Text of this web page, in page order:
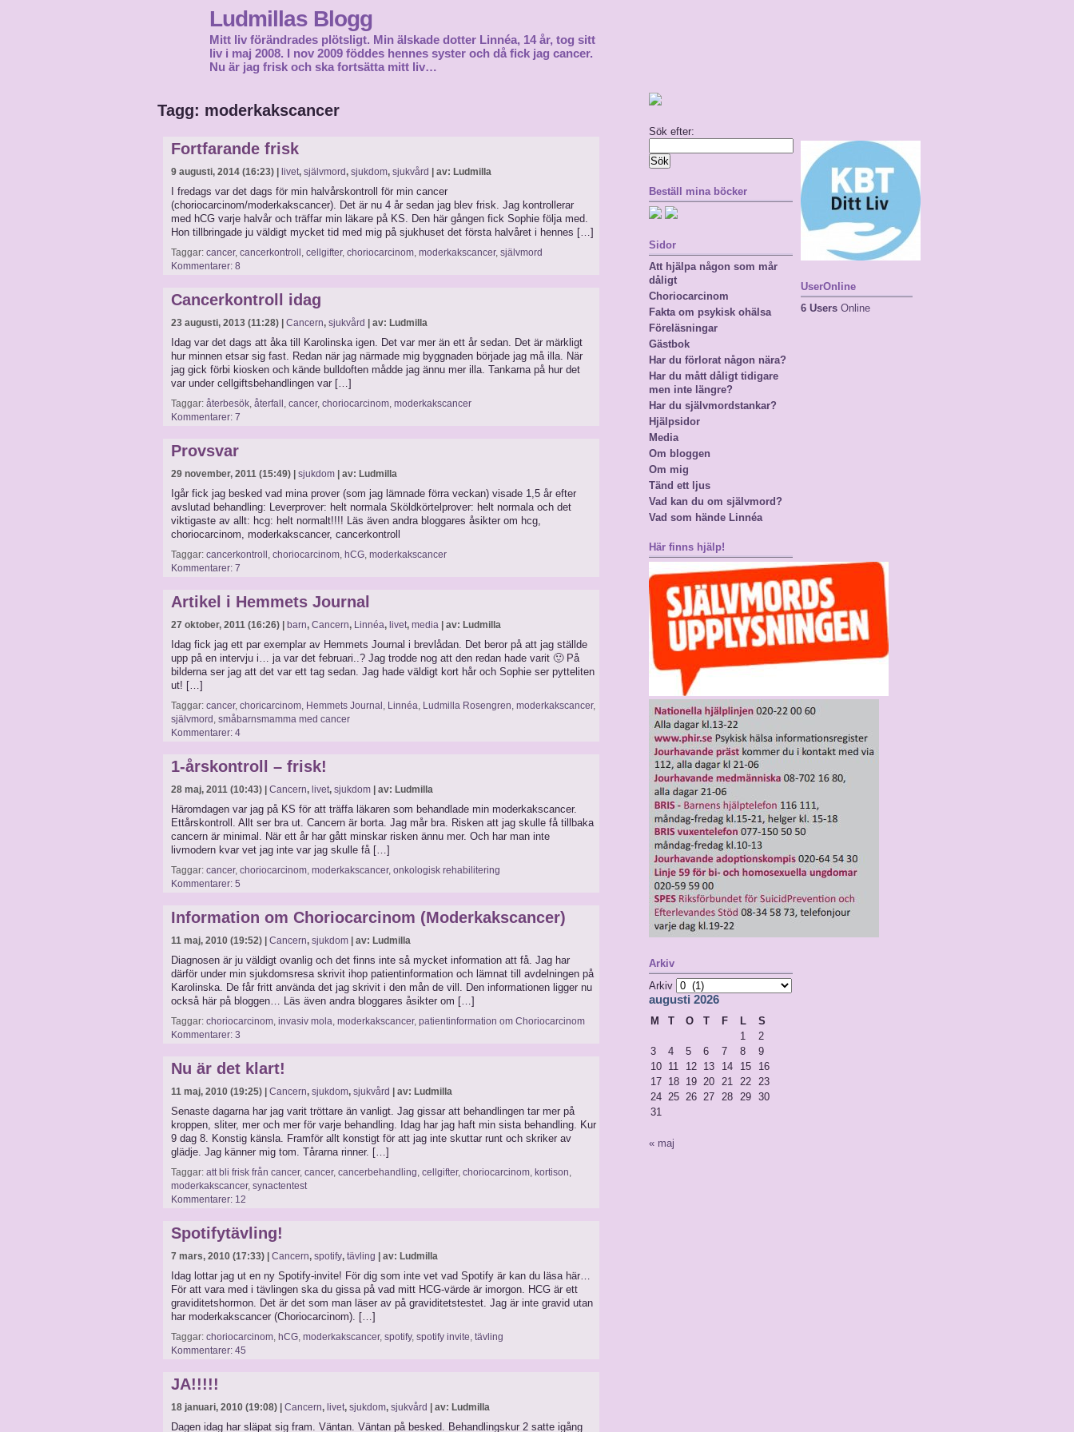
Ludmillas Blogg
Mitt liv förändrades plötsligt. Min älskade dotter Linnéa, 14 år, tog sitt
liv i maj 2008. I nov 2009 föddes hennes syster och då fick jag cancer.
Nu är jag frisk och ska fortsätta mitt liv…
Tagg: moderkakscancer
Fortfarande frisk
9 augusti, 2014 (16:23) | livet, självmord, sjukdom, sjukvård | av: Ludmilla
I fredags var det dags för min halvårskontroll för min cancer
(choriocarcinom/moderkakscancer). Det är nu 4 år sedan jag blev frisk. Jag kontrollerar
med hCG varje halvår och träffar min läkare på KS. Den här gången fick Sophie följa med.
Hon tillbringade ju väldigt mycket tid med mig på sjukhuset det första halvåret i hennes […]
Taggar: cancer, cancerkontroll , cellgifter, choriocarcinom, moderkakscancer, självmord
Kommentarer: 8
Cancerkontroll idag
23 augusti, 2013 (11:28) | Cancern, sjukvård | av: Ludmilla
Idag var det dags att åka till Karolinska igen. Det var mer än ett år sedan. Det är märkligt
hur minnen etsar sig fast. Redan när jag närmade mig byggnaden började jag må illa. När
jag gick förbi kiosken och kände bulldoften mådde jag ännu mer illa. Tankarna på hur det
var under cellgiftsbehandlingen var […]
Taggar: återbesök, återfall , cancer, choriocarcinom, moderkakscancer
Kommentarer: 7
Provsvar
29 november, 2011 (15:49) | sjukdom | av: Ludmilla
Igår fick jag besked vad mina prover (som jag lämnade förra veckan) visade 1,5 år efter
avslutad behandling: Leverprover: helt normala Sköldkörtelprover: helt normala och det
viktigaste av allt: hcg: helt normalt!!!! Läs även andra bloggares åsikter om hcg,
choriocarcinom, moderkakscancer, cancerkontroll
Taggar: cancerkontroll , choriocarcinom, hCG, moderkakscancer
Kommentarer: 7
Artikel i Hemmets Journal
27 oktober, 2011 (16:26) | barn, Cancern, Linnéa, livet, media | av: Ludmilla
Idag fick jag ett par exemplar av Hemmets Journal i brevlådan. Det beror på att jag ställde
upp på en intervju i… ja var det februari..? Jag trodde nog att den redan hade varit 🙂 På
bilderna ser jag att det var ett tag sedan. Jag hade väldigt kort hår och Sophie ser pytteliten
ut! […]
Taggar: cancer, choricarcinom, Hemmets Journal , Linnéa, Ludmilla Rosengren, moderkakscancer,
självmord , småbarnsmamma med cancer
Kommentarer: 4
1-årskontroll – frisk!
28 maj, 2011 (10:43) | Cancern, livet, sjukdom | av: Ludmilla
Häromdagen var jag på KS för att träffa läkaren som behandlade min moderkakscancer.
Ettårskontroll. Allt ser bra ut. Cancern är borta. Jag mår bra. Risken att jag skulle få tillbaka
cancern är minimal. När ett år har gått minskar risken ännu mer. Och har man inte
livmodern kvar vet jag inte var jag skulle få […]
Taggar: cancer, choriocarcinom, moderkakscancer, onkologisk rehabilitering
Kommentarer: 5
Information om Choriocarcinom (Moderkakscancer)
11 maj, 2010 (19:52) | Cancern, sjukdom | av: Ludmilla
Diagnosen är ju väldigt ovanlig och det finns inte så mycket information att få. Jag har
därför under min sjukdomsresa skrivit ihop patientinformation och lämnat till avdelningen på
Karolinska. De får fritt använda det jag skrivit i den mån de vill. Den informationen ligger nu
också här på bloggen… Läs även andra bloggares åsikter om […]
Taggar: choriocarcinom, invasiv mola, moderkakscancer, patientinformation om Choriocarcinom
Kommentarer: 3
Nu är det klart!
11 maj, 2010 (19:25) | Cancern, sjukdom, sjukvård | av: Ludmilla
Senaste dagarna har jag varit tröttare än vanligt. Jag gissar att behandlingen tar mer på
kroppen, sliter, mer och mer för varje behandling. Idag har jag haft min sista behandling. Kur
9 dag 8. Konstig känsla. Framför allt konstigt för att jag inte skuttar runt och skriker av
glädje. Jag känner mig tom. Tårarna rinner. […]
Taggar: att bli frisk från cancer, cancer, cancerbehandling, cellgifter, choriocarcinom, kortison,
moderkakscancer, synactentest
Kommentarer: 12
Spotifytävling!
7 mars, 2010 (17:33) | Cancern, spotify, tävling | av: Ludmilla
Idag lottar jag ut en ny Spotify-invite! För dig som inte vet vad Spotify är kan du läsa här…
För att vara med i tävlingen ska du gissa på vad mitt HCG-värde är imorgon. HCG är ett
graviditetshormon. Det är det som man läser av på graviditetstestet. Jag är inte gravid utan
har moderkakscancer (Choriocarcinom). […]
Taggar: choriocarcinom, hCG, moderkakscancer, spotify, spotify invite, tävling
Kommentarer: 45
JA!!!!!
18 januari, 2010 (19:08) | Cancern, livet, sjukdom, sjukvård | av: Ludmilla
Dagen idag har släpat sig fram. Väntan. Väntan på besked. Behandlingskur 2 satte igång
Sök efter:
Beställ mina böcker
Sidor
Att hjälpa någon som mår
dåligt
Choriocarcinom
Fakta om psykisk ohälsa
Föreläsningar
Gästbok
Har du förlorat någon nära?
Har du mått dåligt tidigare
men inte längre?
Har du självmordstankar?
Hjälpsidor
Media
Om bloggen
Om mig
Tänd ett ljus
Vad kan du om självmord?
Vad som hände Linnéa
Här finns hjälp!
Arkiv
Arkiv
augusti 2026
M T O T F L
S
1
2
3
4 5 6 7 8
9
10 11 12 13 14 15
16
17 18 19 20 21 22 23
24 25 26 27 28 29 30
31
« maj
UserOnline
6 Users Online